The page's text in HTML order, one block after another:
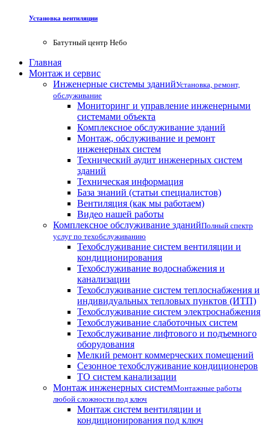
Установка вентиляции
Батутный центр Небо
Главная
Монтаж и сервис
Инженерные системы зданийУстановка, ремонт,
обслуживание
Мониторинг и управление инженерными
системами объекта
Комплексное обслуживание зданий
Монтаж, обслуживание и ремонт
инженерных систем
Технический аудит инженерных систем
зданий
Техническая информация
База знаний (статьи специалистов)
Вентиляция (как мы работаем)
Видео нашей работы
Комплексное обслуживание зданийПолный спектр
услуг по техобслуживанию
Техобслуживание систем вентиляции и
кондиционирования
Техобслуживание водоснабжения и
канализации
Техобслуживание систем теплоснабжения и
индивидуальных тепловых пунктов (ИТП)
Техобслуживание систем электроснабжения
Техобслуживание слаботочных систем
Техобслуживание лифтового и подъемного
оборудования
Мелкий ремонт коммерческих помещений
Сезонное техобслуживание кондиционеров
ТО систем канализации
Монтаж инженерных системМонтажные работы
любой сложности под ключ
Монтаж систем вентиляции и
кондиционирования под ключ